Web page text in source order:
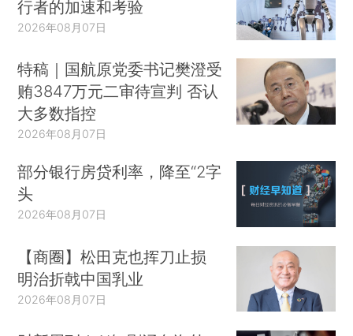
行者的加速和考验
2026年08月07日
特稿｜国航原党委书记樊澄受
贿3847万元二审待宣判 否认
大多数指控
2026年08月07日
部分银行房贷利率，降至“2字
头
2026年08月07日
【商圈】松田克也挥刀止损
明治折戟中国乳业
2026年08月07日